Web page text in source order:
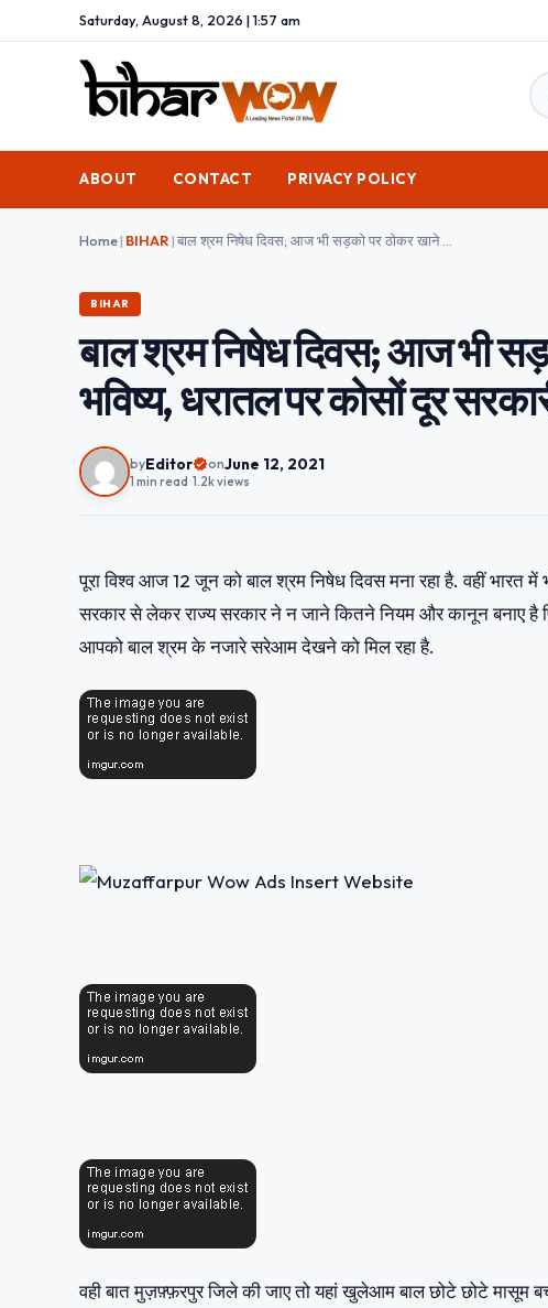
Saturday, August 8, 2026 | 1:57 am
ABOUT CONTACT PRIVACY POLICY
Home| BIHAR|
BIHAR
बाल श्रम निषेध दिवस; आज भी
भविष्य, धरातल पर कोसों दूर
byEditor onJune 12, 2021
1 min read 1.2k views
पूरा विश्व आज 12 जून को बाल श्रम निषेध दिवस मना रहा है. वहीं भारत
सरकार से लेकर राज्य सरकार ने न जाने कितने नियम और कानून बनाए
आपको बाल श्रम के नजारे सरेआम देखने को मिल रहा है.
वही बात मुज़फ़्फ़रपुर जिले की जाए तो यहां खुलेआम बाल छोटे छोटे मासूम